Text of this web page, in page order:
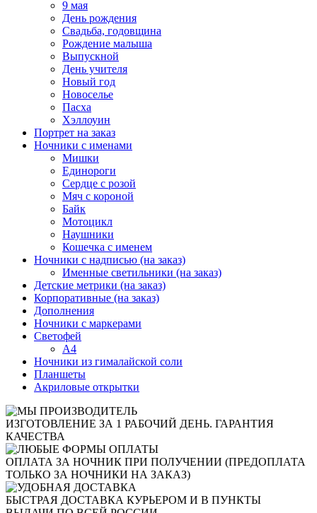
9 мая
День рождения
Свадьба, годовщина
Рождение малыша
Выпускной
День учителя
Новый год
Новоселье
Пасха
Хэллоуин
Портрет на заказ
Ночники с именами
Мишки
Единороги
Сердце с розой
Мяч с короной
Байк
Мотоцикл
Наушники
Кошечка с именем
Ночники с надписью (на заказ)
Именные светильники (на заказ)
Детские метрики (на заказ)
Корпоративные (на заказ)
Дополнения
Ночники с маркерами
Светофей
А4
Ночники из гималайской соли
Планшеты
Акриловые открытки
ИЗГОТОВЛЕНИЕ ЗА 1 РАБОЧИЙ ДЕНЬ. ГАРАНТИЯ
КАЧЕСТВА
ОПЛАТА ЗА НОЧНИК ПРИ ПОЛУЧЕНИИ (ПРЕДОПЛАТА
ТОЛЬКО ЗА НОЧНИКИ НА ЗАКАЗ)
БЫСТРАЯ ДОСТАВКА КУРЬЕРОМ И В ПУНКТЫ